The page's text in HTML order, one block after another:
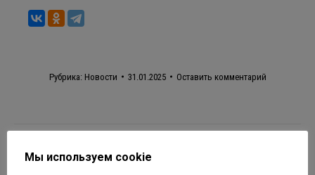
Рубрика: Новости 31.01.2025 Оставить комментарий
Навигация
Мы используем cookie